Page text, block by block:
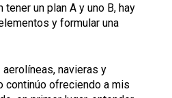
un plan A y uno B, hay
y formular una
navieras y
continúo ofreciendo a mis